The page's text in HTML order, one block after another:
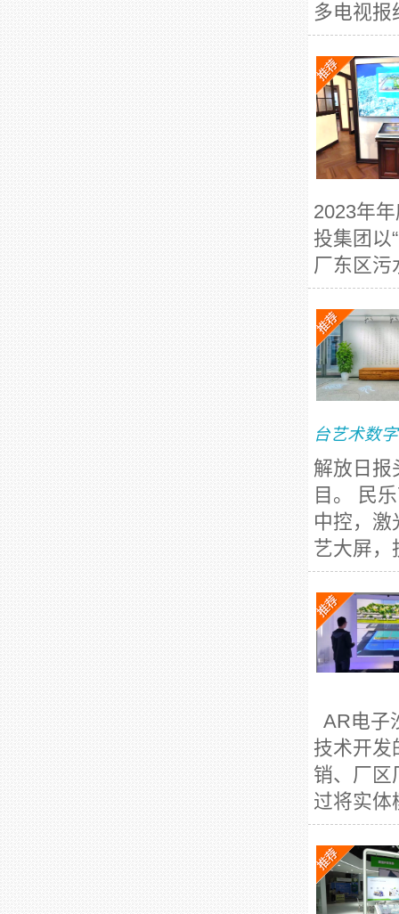
多电视报
2023年
投集团以
厂东区污
台艺术数
解放日报
目。 民
中控，激
艺大屏，
AR电子
技术开发
销、厂区
过将实体